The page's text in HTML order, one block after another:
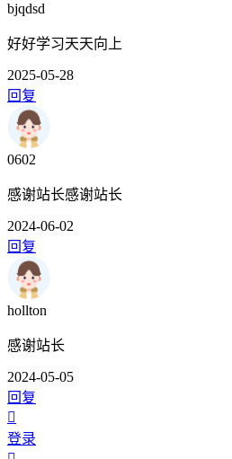
bjqdsd
好好学习天天向上
2025-05-28
回复
0602
感谢站长感谢站长
2024-06-02
回复
hollton
感谢站长
2024-05-05
回复
登录